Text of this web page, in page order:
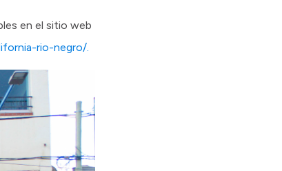
en el sitio web
rio-negro/.